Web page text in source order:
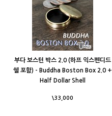
부다 보스턴 박스 2.0 (하프 익스펜디드
쉘 포함) - Buddha Boston Box 2.0 +
Half Dollar Shell
\33,000